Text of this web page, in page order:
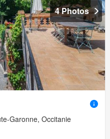
4 Photos
Garonne, Occitanie